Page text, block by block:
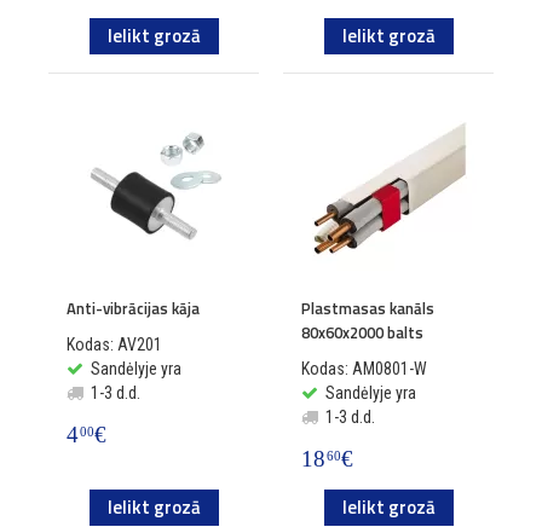
Ielikt grozā Ielikt grozā
Anti-vibrācijas kāja
Kodas: AV201
Sandėlyje yra
1-3 d.d.
400€
Ielikt grozā
Plastmasas kanāls
80x60x2000 balts
Kodas: AM0801-W
Sandėlyje yra
1-3 d.d.
1860€
Ielikt grozā